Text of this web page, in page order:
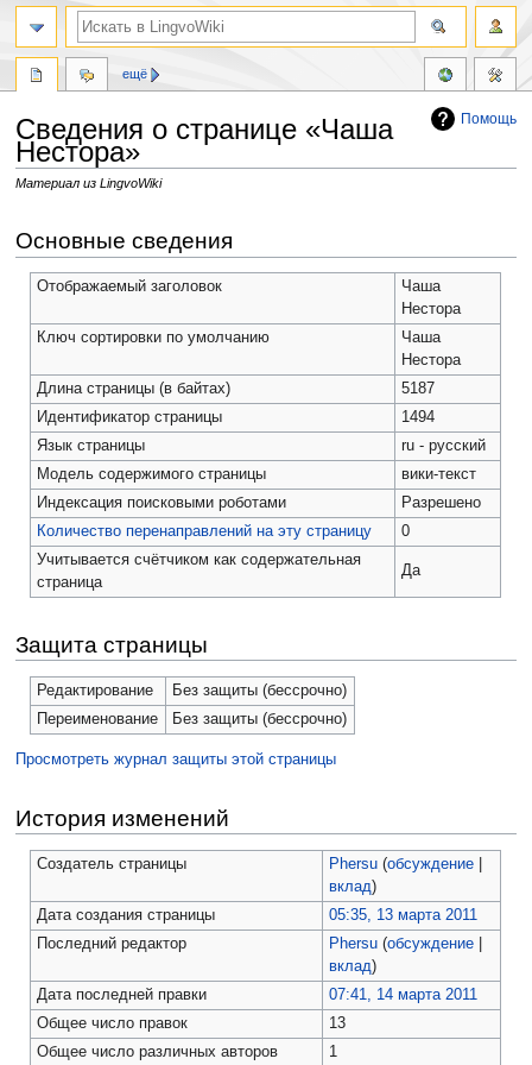
Помощь
Сведения о странице «Чаша
Нестора»
Материал из LingvoWiki
ккОсновные сведения
Отображаемый заголовок
Чаша
Нестора
Ключ сортировки по умолчанию
Чаша
Нестора
Длина страницы (в байтах)
5187
Идентификатор страницы
1494
Язык страницы
ru - русский
Модель содержимого страницы
вики-текст
Индексация поисковыми роботами
Разрешено
Количество перенаправлений на эту страницу
0
Учитывается счётчиком как содержательная
страница
Да
Защита страницы
Редактирование
Без защиты (бессрочно)
Переименование
Без защиты (бессрочно)
Просмотреть журнал защиты этой страницы
История изменений
Создатель страницы Phersu (обсуждение
вклад)
Дата создания страницы
05:35, 13 марта 2011
Последний редактор
Phersu (обсуждение
вклад)
Дата последней правки
07:41, 14 марта 2011
Общее число правок
13
Общее число различных авторов
1
ещё